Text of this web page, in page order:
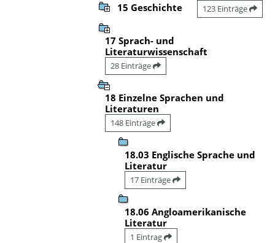
15 Geschichte 123 Einträge
17 Sprach- und
Literaturwissenschaft
28 Einträge
18 Einzelne Sprachen und
Literaturen
148 Einträge
18.03 Englische Sprache und
Literatur
17 Einträge
18.06 Angloamerikanische
Literatur
1 Eintrag